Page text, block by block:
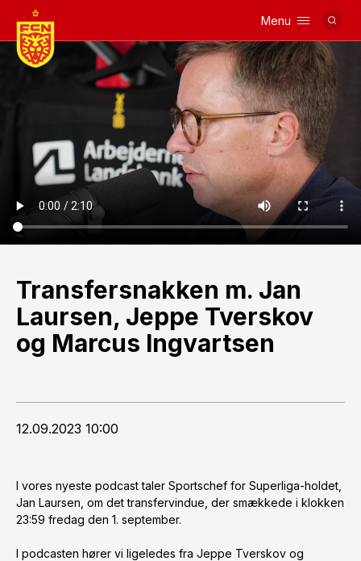
Menu
Transfersnakken m. Jan
Laursen, Jeppe Tverskov
og Marcus Ingvartsen
12.09.2023 10:00
I vores nyeste podcast taler Sportschef for Superliga-holdet,
Jan Laursen, om det transfervindue, der smækkede i klokken
23:59 fredag den 1. september.
I podcasten hører vi ligeledes fra Jeppe Tverskov og